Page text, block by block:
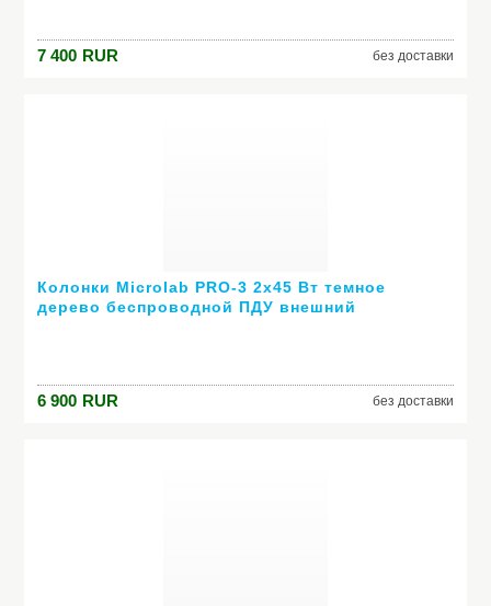
7 400 RUR без доставки
Колонки Microlab PRO-3 2х45 Вт темное
дерево беспроводной ПДУ внешний
6 900 RUR без доставки